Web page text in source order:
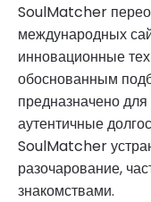
SoulMatcher
международных
инновационные
обоснованным
предназначено
аутентичные
SoulMatcher
разочарование,
знакомствами.